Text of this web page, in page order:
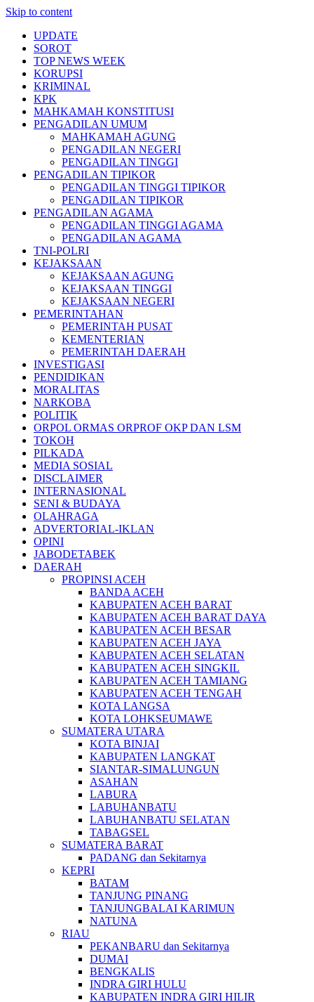
Skip to content
UPDATE
SOROT
TOP NEWS WEEK
KORUPSI
KRIMINAL
KPK
MAHKAMAH KONSTITUSI
PENGADILAN UMUM
MAHKAMAH AGUNG
PENGADILAN NEGERI
PENGADILAN TINGGI
PENGADILAN TIPIKOR
PENGADILAN TINGGI TIPIKOR
PENGADILAN TIPIKOR
PENGADILAN AGAMA
PENGADILAN TINGGI AGAMA
PENGADILAN AGAMA
TNI-POLRI
KEJAKSAAN
KEJAKSAAN AGUNG
KEJAKSAAN TINGGI
KEJAKSAAN NEGERI
PEMERINTAHAN
PEMERINTAH PUSAT
KEMENTERIAN
PEMERINTAH DAERAH
INVESTIGASI
PENDIDIKAN
MORALITAS
NARKOBA
POLITIK
ORPOL ORMAS ORPROF OKP DAN LSM
TOKOH
PILKADA
MEDIA SOSIAL
DISCLAIMER
INTERNASIONAL
SENI & BUDAYA
OLAHRAGA
ADVERTORIAL-IKLAN
OPINI
JABODETABEK
DAERAH
PROPINSI ACEH
BANDA ACEH
KABUPATEN ACEH BARAT
KABUPATEN ACEH BARAT DAYA
KABUPATEN ACEH BESAR
KABUPATEN ACEH JAYA
KABUPATEN ACEH SELATAN
KABUPATEN ACEH SINGKIL
KABUPATEN ACEH TAMIANG
KABUPATEN ACEH TENGAH
KOTA LANGSA
KOTA LOHKSEUMAWE
SUMATERA UTARA
KOTA BINJAI
KABUPATEN LANGKAT
SIANTAR-SIMALUNGUN
ASAHAN
LABURA
LABUHANBATU
LABUHANBATU SELATAN
TABAGSEL
SUMATERA BARAT
PADANG dan Sekitarnya
KEPRI
BATAM
TANJUNG PINANG
TANJUNGBALAI KARIMUN
NATUNA
RIAU
PEKANBARU dan Sekitarnya
DUMAI
BENGKALIS
INDRA GIRI HULU
KABUPATEN INDRA GIRI HILIR